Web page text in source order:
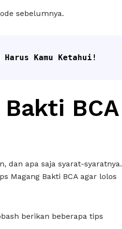
sebelumnya.
Kamu Ketahui!
BCA
dan apa saja syarat-syaratnya.
Magang Bakti BCA agar lolos
berikan beberapa tips